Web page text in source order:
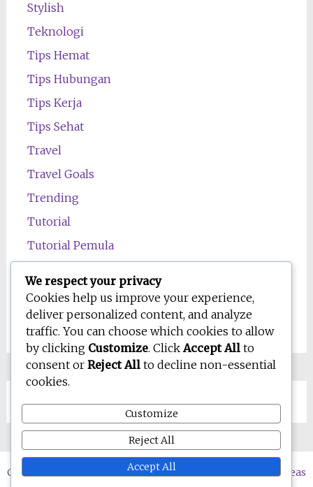
Stylish
Teknologi
Tips Hemat
Tips Hubungan
Tips Kerja
Tips Sehat
Travel
Travel Goals
Trending
Tutorial
Tutorial Pemula
Wawasan
Wellness
Copyright © 2026
WD-IQ.com | Personal Blog & Digital Ideas
We respect your privacy
Cookies help us improve your experience,
deliver personalized content, and analyze
traffic. You can choose which cookies to allow
by clicking Customize. ClickAccept All to
consent or Reject All to decline non-essential
cookies.
Customize
Reject All
Accept All